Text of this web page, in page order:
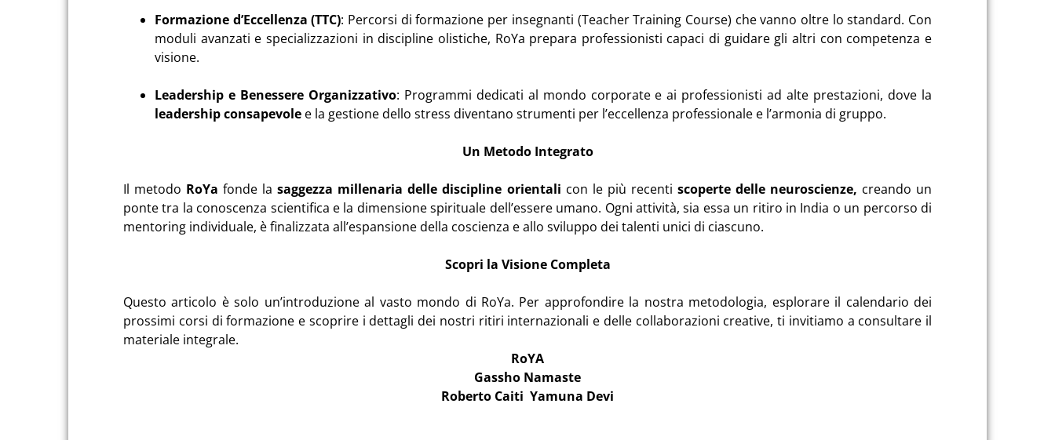
Formazione d’Eccellenza (TTC): Percorsi di formazione per insegnanti (Teacher Training Course) che vanno oltre lo standard. Con
moduli avanzati e specializzazioni in discipline olistiche, RoYa prepara professionisti capaci di guidare gli altri con competenza e
visione.
Leadership e Benessere Organizzativo: Programmi dedicati al mondo corporate e ai professionisti ad alte prestazioni, dove la
leadership consapevole e la gestione dello stress diventano strumenti per l’eccellenza professionale e l’armonia di gruppo.
Un Metodo Integrato
Il metodo RoYa fonde lasaggezza millenaria delle discipline orientali con le più recenti scoperte delle neuroscienze, creando un
ponte tra la conoscenza scientifica e la dimensione spirituale dell’essere umano. Ogni attività, sia essa un ritiro in India o un percorso di
mentoring individuale, è finalizzata all’espansione della coscienza e allo sviluppo dei talenti unici di ciascuno.
Scopri la Visione Completa
Questo articolo è solo un’introduzione al vasto mondo di RoYa. Per approfondire la nostra metodologia, esplorare il calendario dei
prossimi corsi di formazione e scoprire i dettagli dei nostri ritiri internazionali e delle collaborazioni creative, ti invitiamo a consultare il
materiale integrale.
RoYA
Gassho Namaste
Roberto Caiti Yamuna Devi